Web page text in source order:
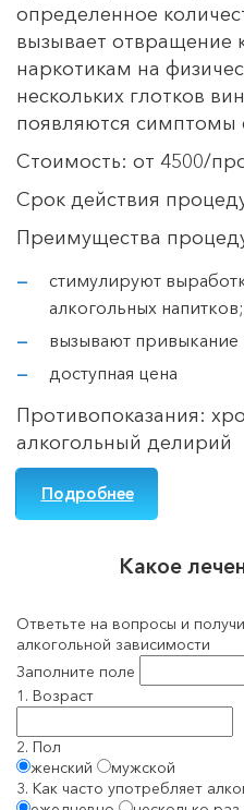
определенное
вызывает отвращение
наркотикам на
нескольких глотков
появляются симптомы
Стоимость: от 4500/
Срок действия
Преимущества
стимулируют
алкогольных напитков;
вызывают привыкание
доступная цена
Противопоказания:
алкогольный делирий
Подробнее
Какое
Ответьте на вопросы и
алкогольной зависимости
Заполните поле
1. Возраст
2. Пол
женский
мужской
3. Как часто употребляет